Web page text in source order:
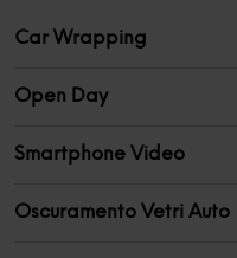
Car Wrapping
Open Day
Smartphone Video
Oscuramento Vetri Auto